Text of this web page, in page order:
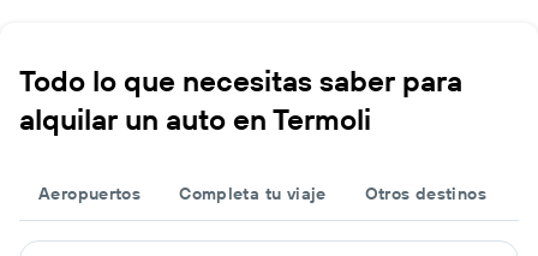
Todo lo que necesitas saber para
alquilar un auto en Termoli
Aeropuertos Completa tu viaje Otros destinos